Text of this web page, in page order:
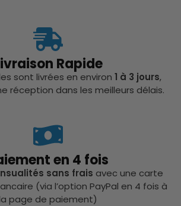
Rapide
sont livrées en environ 1 à 3 jours,
réception dans les meilleurs délais.
en 4 fois
sans frais avec une carte
(via l’option PayPal en 4 fois à
page de paiement)